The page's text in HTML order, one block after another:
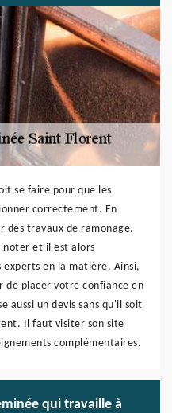
se faire pour que les
correctement. En
des travaux de ramonage.
noter et il est alors
en la matière. Ainsi,
de placer votre confiance en
aussi un devis sans qu'il soit
Il faut visiter son site
complémentaires.
qui travaille à